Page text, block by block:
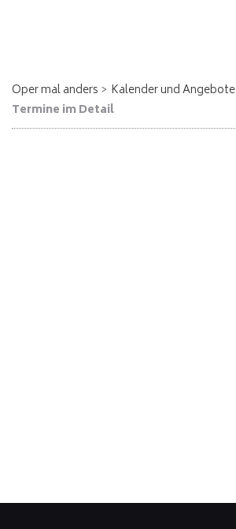
Oper mal anders
Kalender und Angebote
Termine im Detail